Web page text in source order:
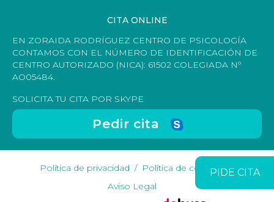
PIDE CITA
CITA ONLINE
EN ZORAIDA RODRÍGUEZ CENTRO DE PSICOLOGÍA
CONTAMOS CON EL NÚMERO DE IDENTIFICACIÓN DE
CENTRO AUTORIZADO (NICA): 61502 COLEGIADA Nº
AO05484.
SOLICITA TU CITA POR SKYPE
Pedir cita
Política de privacidad
Política de cookies
Aviso Legal